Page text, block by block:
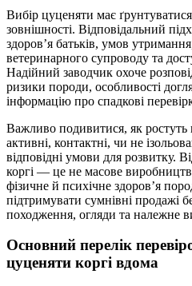
Вибір цуценяти має
зовнішності. Відповідальний
здоров’я батьків, умов утримання,
ветеринарного супроводу та
Надійний заводчик охоче
ризики породи, особливості
інформацію про спадкові
Важливо подивитися, як ростуть
активні, контактні, чи не
відповідні умови для розвитку.
коргі — це не масове
фізичне й психічне здоров’я
підтримувати сумнівні продажі
походження, огляди та належне
Основний перелік
цуценяти коргі вдома